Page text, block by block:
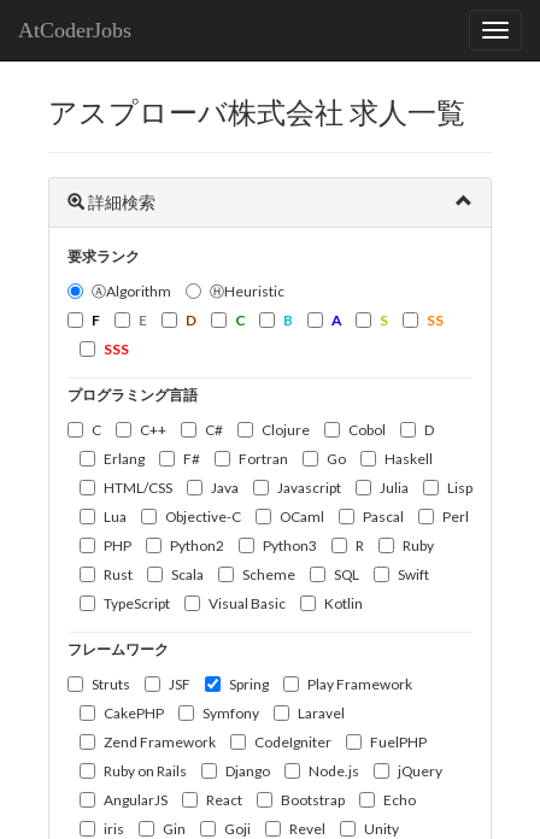
AtCoderJobs
アスプローバ株式会社 求人一覧
詳細検索
要求ランク
ⒶAlgorithm
ⒽHeuristic
F
E D C B A S
SS
SSS
プログラミング言語
C
C++ C# Clojure Cobol
D
Erlang
F# Fortran Go
Haskell
HTML/CSS
Java Javascript Julia
Lisp
Lua
Objective-C OCaml Pascal
Perl
PHP
Python2 Python3 R
Ruby
Rust
Scala Scheme SQL
Swift
TypeScript
Visual Basic Kotlin
フレームワーク
Struts
JSF Spring
Play Framework
CakePHP
Symfony
Laravel
Zend Framework
CodeIgniter
FuelPHP
Ruby on Rails
Django Node.js
jQuery
AngularJS
React Bootstrap
Echo
iris
Gin Goji Revel
Unity